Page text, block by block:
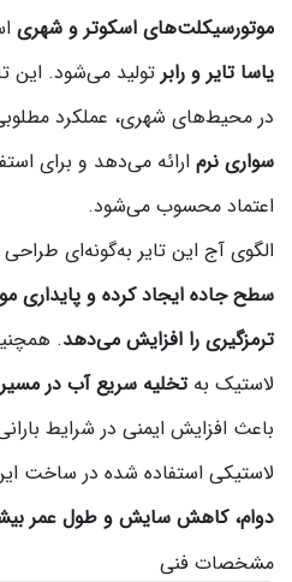
موتورسیکلت‌های اسکوتر و شهری
یاسا تایر و رابر تولید می‌شود. این
در محیط‌های شهری، عملکرد
سواری نرم ارائه می‌دهد و برای
اعتماد محسوب می‌شود.
الگوی آج این تایر به‌گونه‌ای
سطح جاده ایجاد کرده و پایداری
ترمزگیری را افزایش می‌دهد.
لاستیک بهتخلیه سریع آب در
باعث افزایش ایمنی در شرایط
لاستیکی استفاده شده در ساخت
دوام، کاهش سایش و طول عمر
مشخصات فنی